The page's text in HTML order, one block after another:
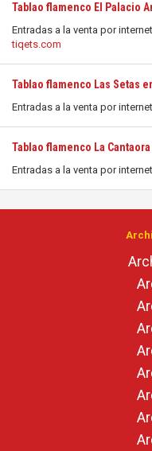
Tablao flamenco El Palacio
Entradas a la venta por
tiqets.com
Tablao flamenco Las Setas
Entradas a la venta por
Tablao flamenco La
Entradas a la venta por